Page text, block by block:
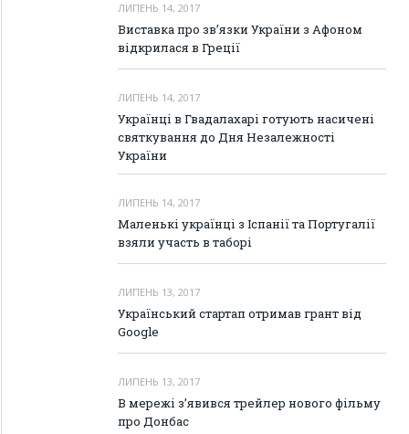
ЛИПЕНЬ 14, 2017
Виставка про зв’язки України з Афоном
відкрилася в Греції
ЛИПЕНЬ 14, 2017
Українці в Гвадалахарі готують насичені
святкування до Дня Незалежності
України
ЛИПЕНЬ 14, 2017
Маленькі українці з Іспанії та Португалії
взяли участь в таборі
ЛИПЕНЬ 13, 2017
Український стартап отримав грант від
Google
ЛИПЕНЬ 13, 2017
В мережі з’явився трейлер нового фільму
про Донбас